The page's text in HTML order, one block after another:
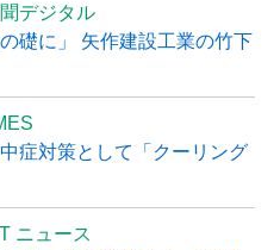
デジタル
礎に」 矢作建設工業の竹下
症対策として「クーリング
ニュース